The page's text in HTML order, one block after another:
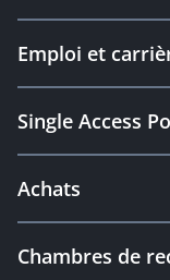
Emploi et
Single Access
Achats
Chambres de